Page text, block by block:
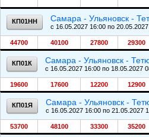
КП01НН Самара - Ульяновск -
c 16.05.2027 16:00 по
44700 40100 27800 29300
КП01К Самара - Ульяновск -
c 16.05.2027 16:00 по 18.05.2027
19600 17600 12200 12900
КП01Я Самара - Ульяновск -
c 16.05.2027 16:00 по 21.05.2027
53700 48100 33300 35200